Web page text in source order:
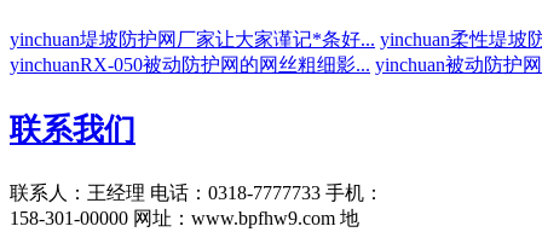
yinchuan堤坡防护网厂家让大家谨记*条好... yinchuan柔性堤坡
yinchuanRX-050被动防护网的网丝粗细影... yinchuan被动防护
联系我们
联系人：王经理 电话：0318-7777733 手机：
158-301-00000 网址：www.bpfhw9.com 地